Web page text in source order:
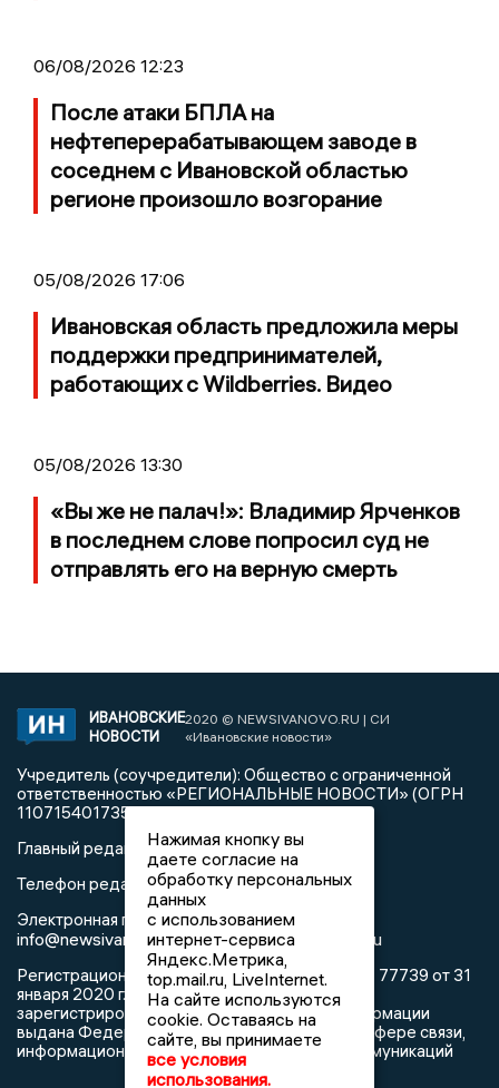
06/08/2026 12:23
После атаки БПЛА на
нефтеперерабатывающем заводе в
соседнем с Ивановской областью
регионе произошло возгорание
05/08/2026 17:06
Ивановская область предложила меры
поддержки предпринимателей,
работающих с Wildberries. Видео
05/08/2026 13:30
«Вы же не палач!»: Владимир Ярченков
в последнем слове попросил суд не
отправлять его на верную смерть
ИВАНОВСКИЕ
НОВОСТИ
2020 © NEWSIVANOVO.RU | СИ
«Ивановские новости»
Учредитель (соучредители): Общество с ограниченной
ответственностью «РЕГИОНАЛЬНЫЕ НОВОСТИ» (ОГРН
1107154017354)
Главный редактор: Синева Ю.Д.
Телефон редакции: 8 (4932) 34-60-32
Электронная почта редакции:
info@newsivanovo.ru, reklama@newsivanovo.ru
Регистрационный номер: серия ЭЛ № ФС 77 - 77739 от 31
января 2020 г. согласно выписке из реестра
зарегистрированных средств массовой информации
выдана Федеральной службой по надзору в сфере связи,
информационных технологий и массовых коммуникаций
Нажимая кнопку вы
даете согласие на
обработку персональных
данных
с использованием
интернет-сервиса
Яндекс.Метрика,
top.mail.ru, LiveInternet.
На сайте используются
cookie. Оставаясь на
сайте, вы принимаете
все условия
использования.